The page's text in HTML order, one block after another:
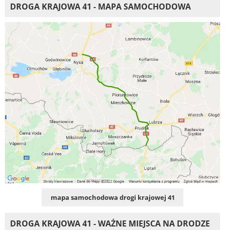
DROGA KRAJOWA 41 - MAPA SAMOCHODOWA
mapa samochodowa drogi krajowej 41
DROGA KRAJOWA 41 - WAŻNE MIEJSCA NA DRODZE